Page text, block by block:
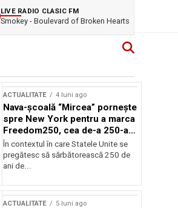
LIVE RADIO CLASIC FM
Smokey - Boulevard of Broken Hearts
ACTUALITATE 4 luni ago
Nava-școală “Mircea” pornește
spre New York pentru a marca
Freedom250, cea de-a 250-a
aniversare a Statelor Unite
În contextul în care Statele Unite se
pregătesc să sărbătorească 250 de
ani de...
ACTUALITATE 5 luni ago